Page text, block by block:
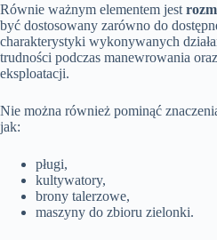
Równie ważnym elementem jest
być dostosowany zarówno do
charakterystyki wykonywanych
trudności podczas manewrowania
eksploatacji.
Nie można również pominąć
jak:
pługi,
kultywatory,
brony talerzowe,
maszyny do zbioru zielonki.